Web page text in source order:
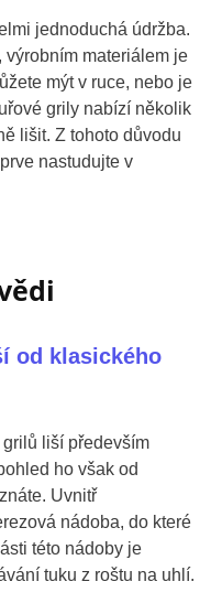
jednoduchá údržba.
materiálem je
mýt v ruce, nebo je
grily nabízí několik
lišit. Z tohoto důvodu
nastudujte v
od klasického
liší především
ho však od
Uvnitř
nádoba, do které
této nádoby je
tuku z roštu na uhlí.